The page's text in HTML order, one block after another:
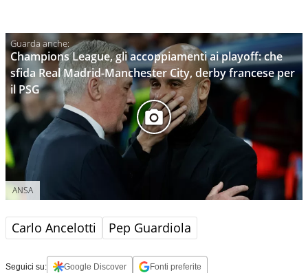
Champions League, gli accoppiamenti ai playoff: che
sfida Real Madrid-Manchester City, derby francese per
il PSG
ANSA
Carlo Ancelotti Pep Guardiola
Seguici su: Google Discover Fonti preferite